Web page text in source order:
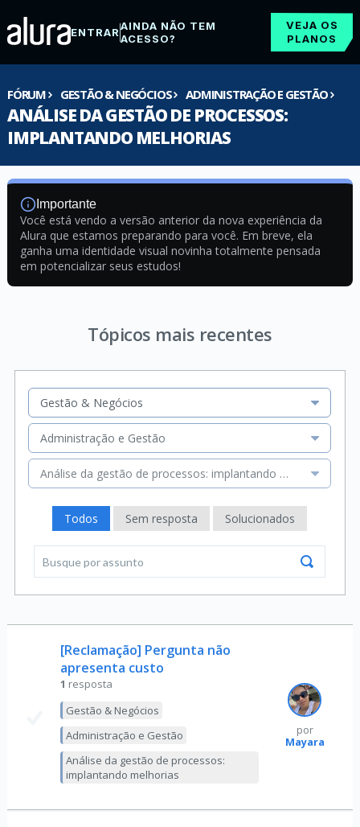
ENTRARAINDA NÃO TEM
ACESSO?
VEJA OS
PLANOS
FÓRUM GESTÃO & NEGÓCIOS ADMINISTRAÇÃO E GESTÃO
ANÁLISE DA GESTÃO DE PROCESSOS:
IMPLANTANDO MELHORIAS
Importante
Você está vendo a versão anterior da nova experiência da
Alura que estamos preparando para você. Em breve, ela
ganha uma identidade visual novinha totalmente pensada
em potencializar seus estudos!
Tópicos mais recentes
Gestão & Negócios
Administração e Gestão
Análise da gestão de processos: implantando melhorias
Todos Sem resposta Solucionados
[Reclamação] Pergunta não
apresenta custo
1 resposta
Gestão & Negócios
Administração e Gestão
Análise da gestão de processos:
implantando melhorias
por
Mayara